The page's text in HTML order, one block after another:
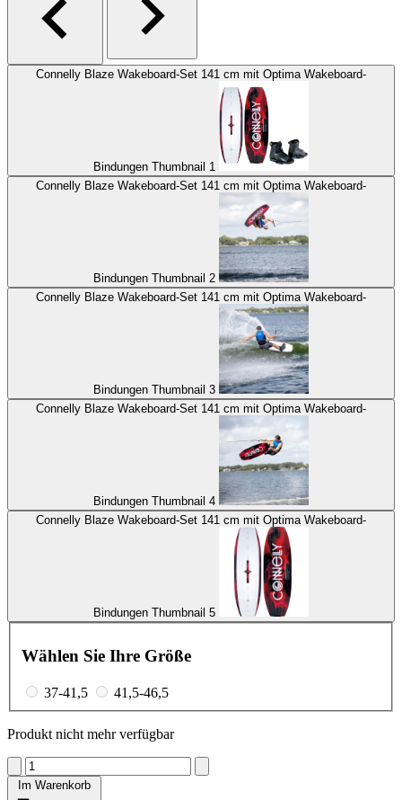
Connelly Blaze Wakeboard-Set 141 cm mit Optima Wakeboard-
Bindungen Thumbnail 1
Connelly Blaze Wakeboard-Set 141 cm mit Optima Wakeboard-
Bindungen Thumbnail 2
Connelly Blaze Wakeboard-Set 141 cm mit Optima Wakeboard-
Bindungen Thumbnail 3
Connelly Blaze Wakeboard-Set 141 cm mit Optima Wakeboard-
Bindungen Thumbnail 4
Connelly Blaze Wakeboard-Set 141 cm mit Optima Wakeboard-
Bindungen Thumbnail 5
Wählen Sie Ihre Größe
37-41,5 41,5-46,5
Produkt nicht mehr verfügbar
Im Warenkorb